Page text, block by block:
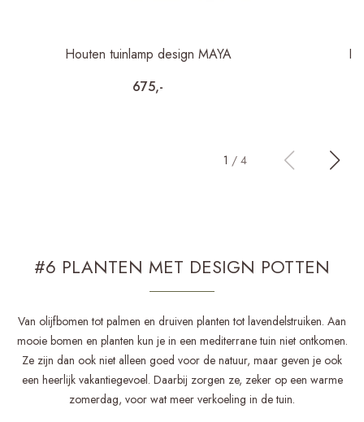
Houten tuinlamp design MAYA
675,-
1 / 4
#6 PLANTEN MET DESIGN POTTEN
Van olijfbomen tot palmen en druiven planten tot lavendelstruiken. Aan
mooie bomen en planten kun je in een mediterrane tuin niet ontkomen.
Ze zijn dan ook niet alleen goed voor de natuur, maar geven je ook
een heerlijk vakantiegevoel. Daarbij zorgen ze, zeker op een warme
zomerdag, voor wat meer verkoeling in de tuin.